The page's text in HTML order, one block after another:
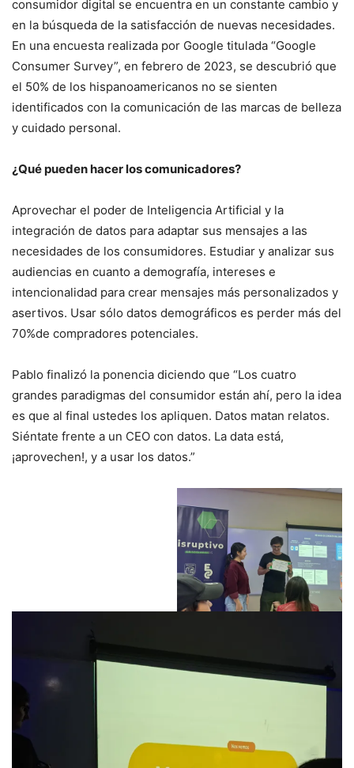
consumidor digital se encuentra en un constante cambio y
en la búsqueda de la satisfacción de nuevas necesidades.
En una encuesta realizada por Google titulada “Google
Consumer Survey”, en febrero de 2023, se descubrió que
el 50% de los hispanoamericanos no se sienten
identificados con la comunicación de las marcas de belleza
y cuidado personal.
¿Qué pueden hacer los comunicadores?
Aprovechar el poder de Inteligencia Artificial y la
integración de datos para adaptar sus mensajes a las
necesidades de los consumidores. Estudiar y analizar sus
audiencias en cuanto a demografía, intereses e
intencionalidad para crear mensajes más personalizados y
asertivos. Usar sólo datos demográficos es perder más del
70%de compradores potenciales.
Pablo finalizó la ponencia diciendo que “Los cuatro
grandes paradigmas del consumidor están ahí, pero la idea
es que al final ustedes los apliquen. Datos matan relatos.
Siéntate frente a un CEO con datos. La data está,
¡aprovechen!, y a usar los datos.”